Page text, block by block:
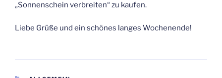
„Sonnenschein verbreiten“ zu kaufen.
Liebe Grüße und ein schönes langes Wochenende!